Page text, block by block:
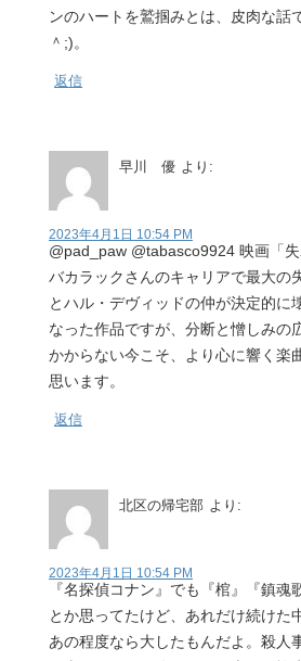
ンのハートを鷲掴みとは、皮肉な話
＾;)。
返信
早川 優 より:
2023年4月1日 10:54 PM
@pad_paw @tabasco9924 映画「
バカラックさんのキャリアで最大の
とハル・デヴィッドの仲が決定的に
なった作品ですが、分断と憎しみの
かからない今こそ、より心に響く楽
思います。
返信
北区の帰宅部 より:
2023年4月1日 10:54 PM
『名探偵コナン』でも『棺』『鎮魂
とか思ってたけど、あれだけ続けた
あの程度なら大したもんだよ。殺人